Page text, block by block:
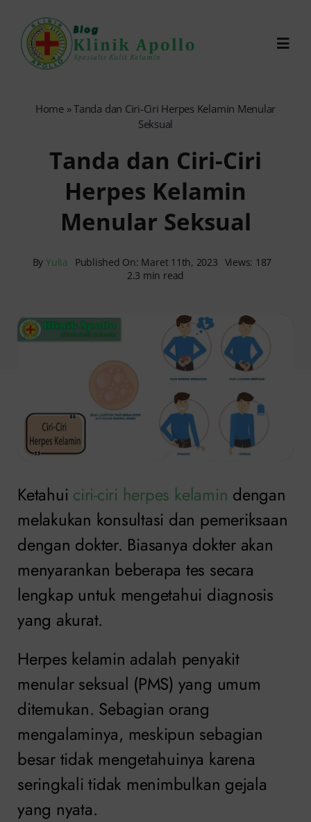
content
Reservasi Online
Home»Tanda dan Ciri-Ciri Herpes Kelamin Menular
Seksual
Tanda dan Ciri-Ciri
Herpes Kelamin
Menular Seksual
ByYulia Published On: Maret 11th, 2023 Views: 187
2.3 min read
Ketahui ciri-ciri herpes kelamin dengan
melakukan konsultasi dan pemeriksaan
dengan dokter. Biasanya dokter akan
menyarankan beberapa tes secara
lengkap untuk mengetahui diagnosis
yang akurat.
Herpes kelamin adalah penyakit
menular seksual (PMS) yang umum
ditemukan. Sebagian orang
mengalaminya, meskipun sebagian
besar tidak mengetahuinya karena
seringkali tidak menimbulkan gejala
yang nyata.